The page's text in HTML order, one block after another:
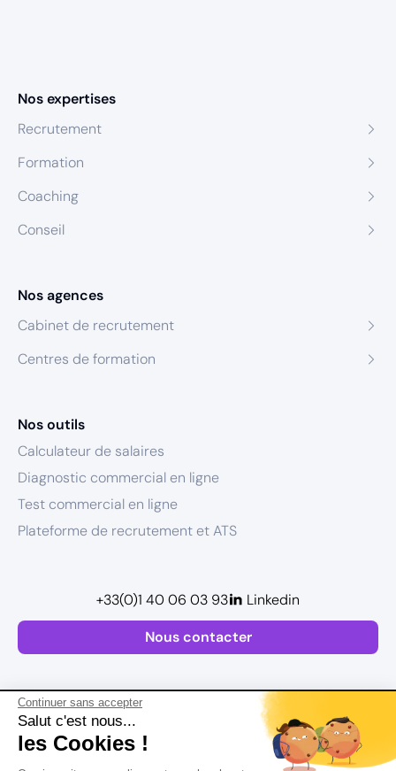
Continuer sans accepter
Salut c'est nous...
les Cookies !
Nos expertises
Recrutement
Formation
Coaching
Conseil
Nos agences
Cabinet de recrutement
Centres de formation
Nos outils
Calculateur de salaires
Diagnostic commercial en ligne
Test commercial en ligne
Plateforme de recrutement et ATS
Nous contacter
+33(0)1 40 06 03 93 Linkedin